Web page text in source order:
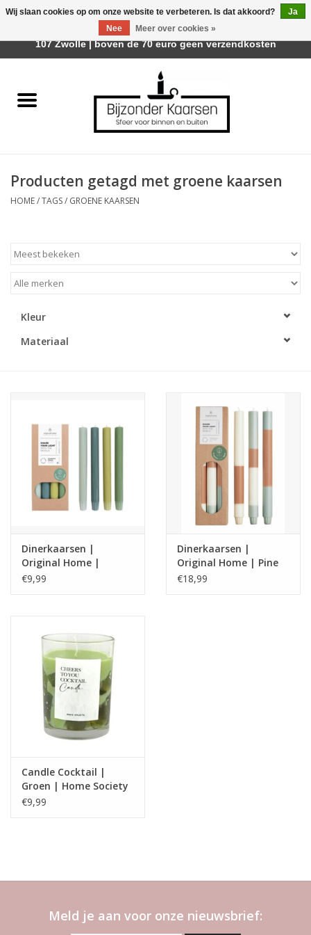
Räder Design Stories
Geurkaarsen
LED Kaarsen
Huisparfums
Merken
Producten getagd met groene kaarsen
HOME/TAGS/ GROENE KAARSEN
Kleur
Materiaal
Dinerkaarsen |
Original Home |
soothing greens
€9,99
Dinerkaarsen |
Original Home | Pine
tree
€18,99
Candle Cocktail |
Groen | Home Society
€9,99
Meld je aan voor onze nieuwsbrief:
Wij slaan cookies op om onze website te verbeteren. Is dat akkoord?
Ja
Nee
Meer over cookies »
Afhalen is mogelijk bij Trotz Woon & Cadeau | Belvederelaan
107 Zwolle | boven de 70 euro geen verzendkosten